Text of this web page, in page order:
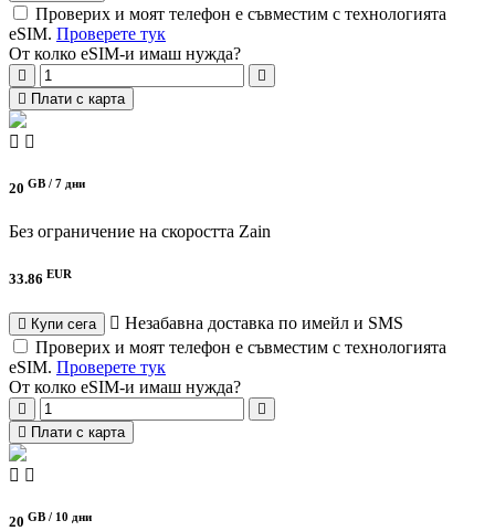
Проверих и моят телефон е съвместим с технологията
eSIM. Проверете тук
От колко eSIM-и имаш нужда?
Плати с карта
20 GB / 7 дни
Без ограничение на скоростта Zain
33.86 EUR
Купи сега
Незабавна доставка по имейл и SMS
Проверих и моят телефон е съвместим с технологията
eSIM. Проверете тук
От колко eSIM-и имаш нужда?
Плати с карта
20 GB / 10 дни